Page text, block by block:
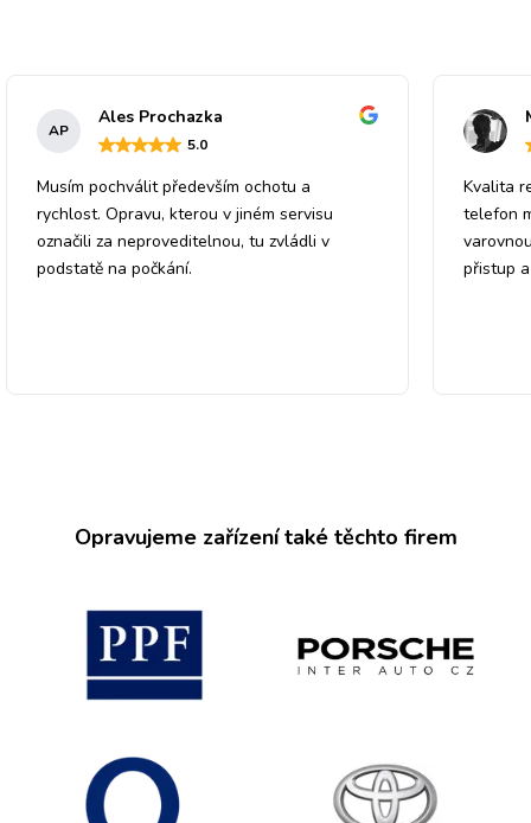
AP
Ales Prochazka
5.0
Musím pochválit především ochotu a
rychlost. Opravu, kterou v jiném servisu
označili za neproveditelnou, tu zvládli v
podstatě na počkání.
Kvalita
telefon
přistup
Opravujeme zařízení také těchto firem